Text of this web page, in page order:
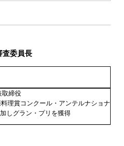
査委員長
取締役
理賞コンクール・アンテルナショナ
しグラン・プリを獲得